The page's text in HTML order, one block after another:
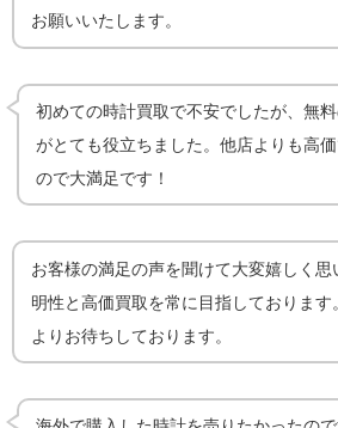
お願いいたします。
初めての時計買取で不安でしたが、無
がとても役立ちました。他店よりも高
ので大満足です！
お客様の満足の声を聞けて大変嬉しく思
明性と高価買取を常に目指しておりま
よりお待ちしております。